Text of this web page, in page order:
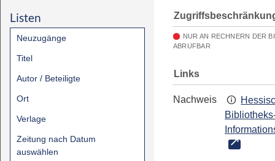
Listen
Neuzugänge
Titel
Autor / Beteiligte
Ort
Verlage
Zeitung nach Datum
auswählen
NUR AN RECHNERN DER
ABRUFBAR
Links
Nachweis